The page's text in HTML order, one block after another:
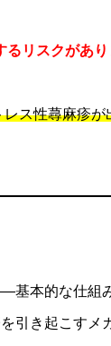
リスクがあり
レス性蕁麻疹が
基本的な仕組
引き起こすメ